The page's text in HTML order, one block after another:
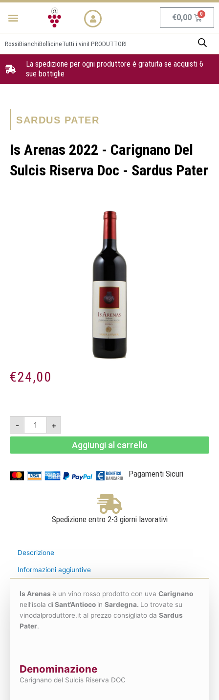
Vai
Menu €0,00
RossiBianchiBollicineTutti i viniI PRODUTTORI
La spedizione per ogni produttore è gratuita se acquisti 6
sue bottiglie
SARDUS PATER
Is Arenas 2022 - Carignano Del
Sulcis Riserva Doc - Sardus Pater
€24,00
-
Is
Arenas
2022
-
Doc
Sardus
+
Aggiungi al carrello
Pagamenti Sicuri
Spedizione entro 2-3 giorni lavorativi
Descrizione
Informazioni aggiuntive
Is Arenas è un vino rosso prodotto con uva Carignano
nell’isola diSant’Antioco in Sardegna. Lo trovate su
vinodalproduttore.it al prezzo consigliato da Sardus
Pater.
Denominazione
Carignano del Sulcis Riserva DOC